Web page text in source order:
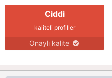
Ciddi
kaliteli profiller
Onaylı kalite